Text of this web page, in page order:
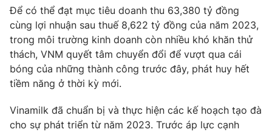
Để có thể đạt mục tiêu doanh thu 63,380 tỷ đồng
cùng lợi nhuận sau thuế 8,622 tỷ đồng của năm 2023,
trong môi trường kinh doanh còn nhiều khó khăn thử
thách, VNM quyết tâm chuyển đổi để vượt qua cái
bóng của những thành công trước đây, phát huy hết
tiềm năng ở thời kỳ mới.
Vinamilk đã chuẩn bị và thực hiện các kế hoạch tạo đà
cho sự phát triển từ năm 2023. Trước áp lực cạnh